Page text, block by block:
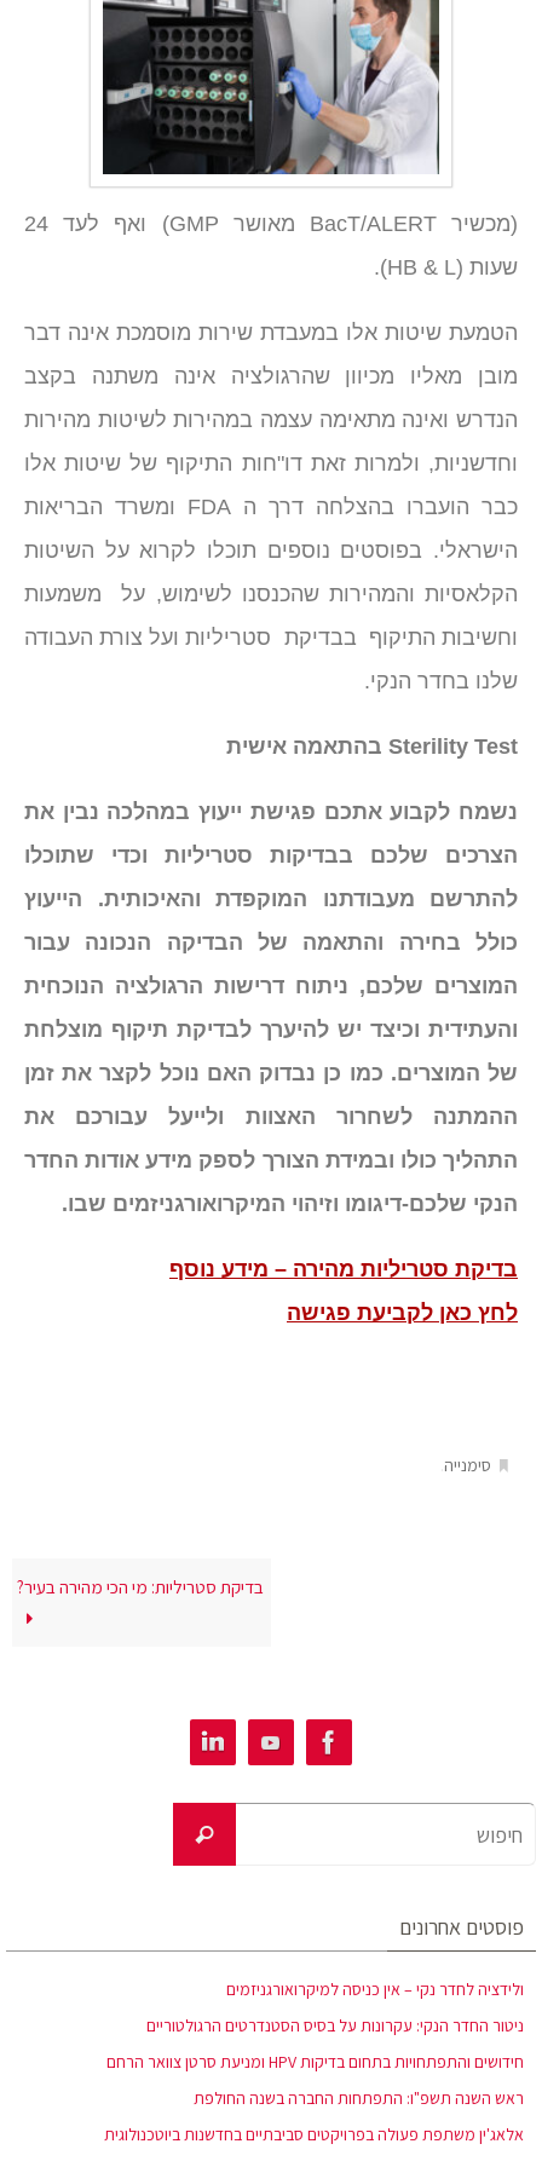
(מכשיר BacT/ALERT מאושר GMP) ואף לעד 24
שעות (HB & L).
הטמעת שיטות אלו במעבדת שירות מוסמכת אינה דבר
מובן מאליו מכיוון שהרגולציה אינה משתנה בקצב
הנדרש ואינה מתאימה עצמה במהירות לשיטות מהירות
וחדשניות, ולמרות זאת דו"חות התיקוף של שיטות אלו
כבר הועברו בהצלחה דרך ה FDA ומשרד הבריאות
הישראלי. בפוסטים נוספים תוכלו לקרוא על השיטות
הקלאסיות והמהירות שהכנסנו לשימוש, על משמעות
וחשיבות התיקוף בבדיקת סטריליות ועל צורת העבודה
שלנו בחדר הנקי.
Sterility Test בהתאמה אישית
נשמח לקבוע אתכם פגישת ייעוץ במהלכה נבין את
הצרכים שלכם בבדיקות סטריליות וכדי שתוכלו
להתרשם מעבודתנו המוקפדת והאיכותית. הייעוץ
כולל בחירה והתאמה של הבדיקה הנכונה עבור
המוצרים שלכם, ניתוח דרישות הרגולציה הנוכחית
והעתידית וכיצד יש להיערך לבדיקת תיקוף מוצלחת
של המוצרים. כמו כן נבדוק האם נוכל לקצר את זמן
ההמתנה לשחרור האצוות ולייעל עבורכם את
התהליך כולו ובמידת הצורך לספק מידע אודות החדר
הנקי שלכם-דיגומו וזיהוי המיקרואורגניזמים שבו.
בדיקת סטריליות מהירה – מידע נוסף
לחץ כאן לקביעת פגישה
סימנייה
בדיקת סטריליות: מי הכי מהירה בעיר?
פוסטים אחרונים
ולידציה לחדר נקי – אין כניסה למיקרואורגניזמים
ניטור החדר הנקי: עקרונות על בסיס הסטנדרטים הרגולטוריים
חידושים והתפתחויות בתחום בדיקות HPV ומניעת סרטן צוואר הרחם
ראש השנה תשפ"ו: התפתחות החברה בשנה החולפת
אלאג'ין משתפת פעולה בפרויקטים סביבתיים בחדשנות ביוטכנולוגית